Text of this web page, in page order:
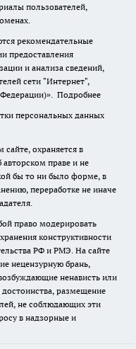
пользователей,
рекомендательные
предоставления
и анализа сведений,
сети "Интернет",
Подробнее
персональных данных
охраняется в
авторском праве и не
бы то ни было форме, в
переработке не иначе
право модерировать
конструктивности
РФ и РМЭ. На сайте
нецензурную брань,
ненависть или
размещение
не соблюдающих эти
в надзорные и